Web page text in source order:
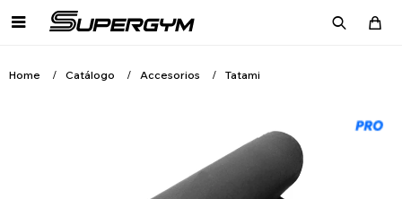

Home Catálogo Accesorios Tatami